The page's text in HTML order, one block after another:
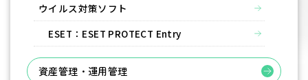
ウイルス対策ソフト
ESET：ESET PROTECT Entry
資産管理・運用管理